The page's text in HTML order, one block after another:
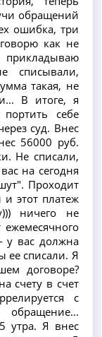
обращений
ошибка, три
как не
списывали,
такая, не
В итоге, я
себе
суд. Внес
56000 руб.
Не списали,
на сегодня
Проходит
этот платеж
ничего не
у вас должна
ее списали. Я
договоре?
счету в счет
с
утра. Я внес